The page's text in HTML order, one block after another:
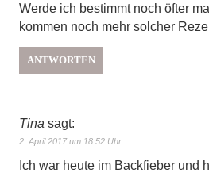
Werde ich bestimmt noch öfter
kommen noch mehr solcher
ANTWORTEN
Tina sagt:
2. April 2017 um 18:52 Uhr
Ich war heute im Backfieber und